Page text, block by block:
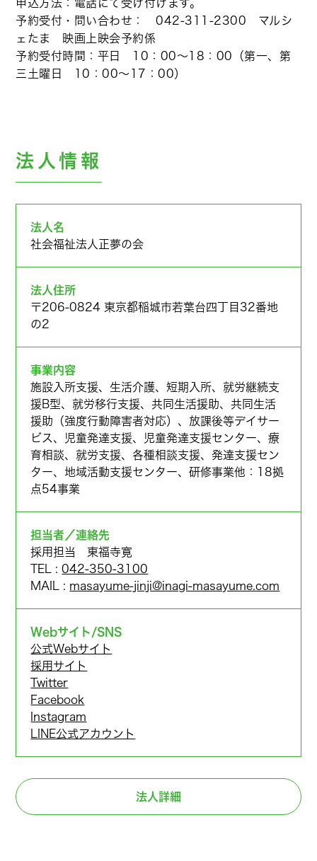
申込方法：電話にて受け付けます。
予約受付・問い合わせ： 042-311-2300 マルシ
ェたま 映画上映会予約係
予約受付時間：平日 10：00～18：00（第一、第
三土曜日 10：00～17：00）
法人情報
法人名
社会福祉法人正夢の会
法人住所
〒206-0824 東京都稲城市若葉台四丁目32番地
の2
事業内容
施設入所支援、生活介護、短期入所、就労継続支
援B型、就労移行支援、共同生活援助、共同生活
援助（強度行動障害者対応）、放課後等デイサー
ビス、児童発達支援、児童発達支援センター、療
育相談、就労支援、各種相談支援、発達支援セン
ター、地域活動支援センター、研修事業他：18拠
点54事業
担当者／連絡先
採用担当 東福寺寛
TEL :042-350-3100
MAIL : masayume-jinji@inagi-masayume.com
Webサイト/SNS
公式Webサイト
採用サイト
Twitter
Facebook
Instagram
LINE公式アカウント
法人詳細